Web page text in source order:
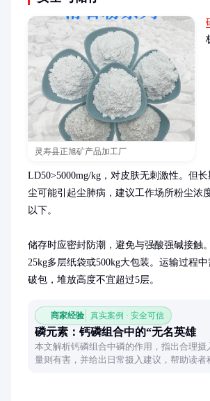
灵寿县正旭矿产品加工厂
LD50>5000mg/kg，对皮肤无刺激性。但
尘可能引起尘肺病，建议工作场所粉尘浓
以下。
储存时应密封防潮，避免与强酸强碱接触
25kg多层纸袋或500kg大包装。运输过程
破包，堆放高度不宜超过5层。
商家经验 真实案例 · 安全可信
磷元素：钙磷组合中的“无名英雄
本文解析钙磷组合中磷的作用，指出合理摄
量则有害，并给出日常摄入建议，帮助读者